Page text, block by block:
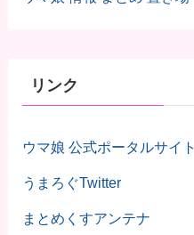
リンク
ウマ娘 公式ポータルサイト
うまろぐTwitter
まとめくすアンテナ